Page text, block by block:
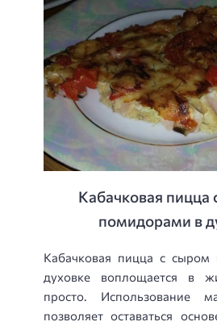
Кабачковая пицца
помидорами в
Кабачковая пицца с
духовке воплощается в
просто. Использование
позволяет оставаться